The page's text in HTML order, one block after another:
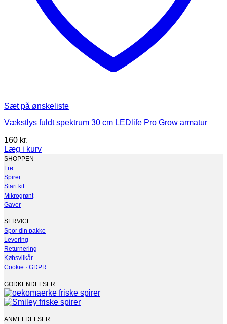
Sæt på ønskeliste
Vækstlys fuldt spektrum 30 cm LEDlife Pro Grow armatur
160 kr.
Læg i kurv
SHOPPEN
Frø
Spirer
Start kit
Mikrogrønt
Gaver
SERVICE
Spor din pakke
Levering
Returnering
Købsvilkår
Cookie · GDPR
GODKENDELSER
ANMELDELSER